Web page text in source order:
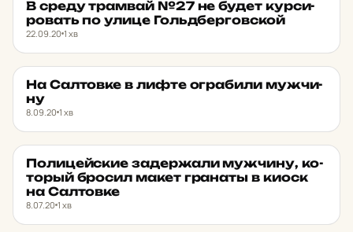
НОВИНИ ХАРКОВА ★ ОБРАНЕ
В среду трам­вай №27 не будет кур­си­
ро­вать по улице Голь­дбер­гов­ской
22.09.20 1 хв
НОВИНИ ХАРКОВА ★ ОБРАНЕ
На Сал­тов­ке в лифте ог­ра­би­ли муж­чи­
ну
8.09.20 1 хв
НОВИНИ ХАРКОВА ★ ОБРАНЕ
По­ли­цей­ские за­дер­жа­ли муж­чи­ну, ко­
торый бросил макет гра­наты в киоск
на Сал­тов­ке
8.07.20 1 хв